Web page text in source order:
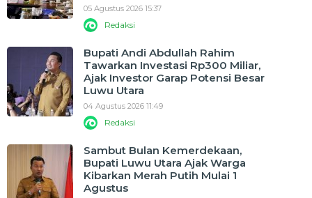
05 Agustus 2026 15:37
Redaksi
Bupati Andi Abdullah Rahim
Tawarkan Investasi Rp300 Miliar,
Ajak Investor Garap Potensi Besar
Luwu Utara
04 Agustus 2026 11:49
Redaksi
Sambut Bulan Kemerdekaan,
Bupati Luwu Utara Ajak Warga
Kibarkan Merah Putih Mulai 1
Agustus